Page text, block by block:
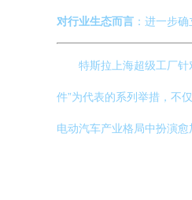
对行业生态而言 ：进一步
特斯拉上海超级工厂
件”为代表的系列举措，不
电动汽车产业格局中扮演愈